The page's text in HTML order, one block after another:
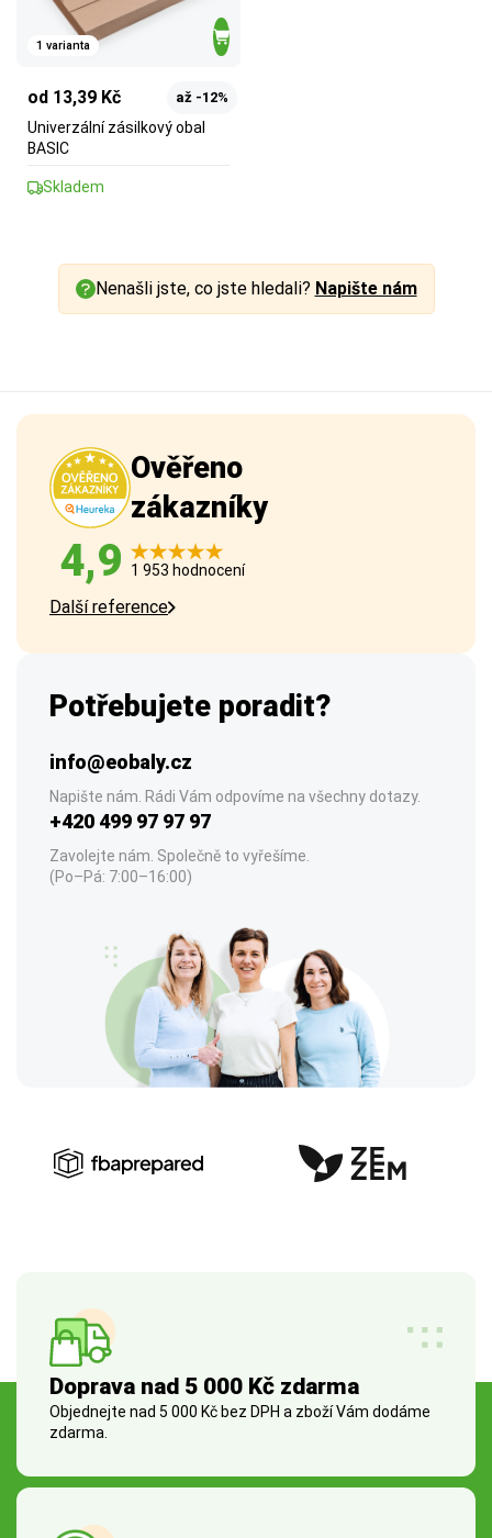
1 varianta
od 13,39 Kč až -12%
Univerzální zásilkový obal
BASIC
Skladem
Nenašli jste, co jste hledali? Napište nám
Ověřeno
zákazníky
4,9 1 953 hodnocení
Další reference
Potřebujete poradit?
info@eobaly.cz
Napište nám. Rádi Vám odpovíme na všechny dotazy.
+420 499 97 97 97
Zavolejte nám. Společně to vyřešíme.
(Po–Pá: 7:00–16:00)
Doprava nad 5 000 Kč zdarma
Objednejte nad 5 000 Kč bez DPH a zboží Vám dodáme
zdarma.